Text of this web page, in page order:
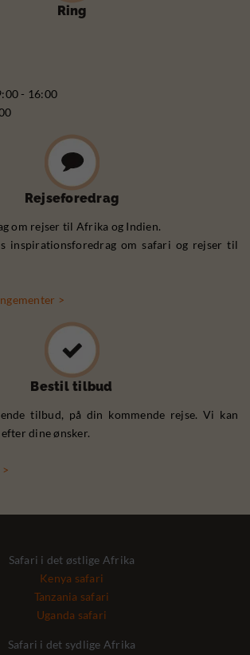
Ring
- 16:00
Rejseforedrag
om rejser til Afrika og Indien.
inspirationsforedrag om safari og rejser til
>
Bestil tilbud
tilbud, på din kommende rejse. Vi kan
dine ønsker.
Safari i det østlige Afrika
Kenya safari
Tanzania safari
Uganda safari
Safari i det sydlige Afrika